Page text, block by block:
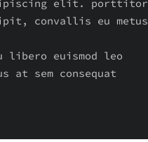
elit. porttitor
convallis eu metus
libero euismod leo
at sem consequat